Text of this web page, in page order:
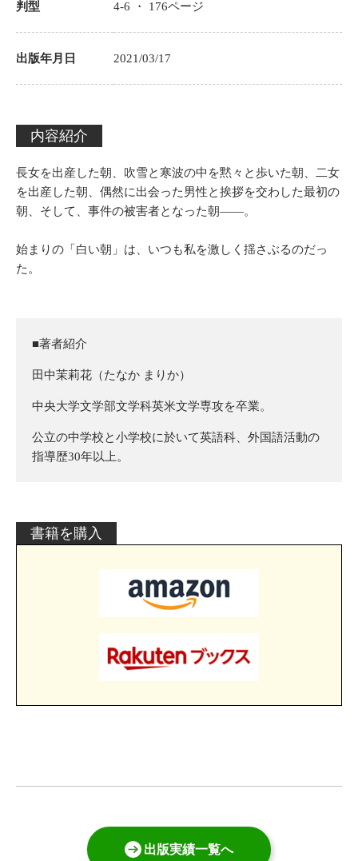
判型 4-6 ・ 176ページ
出版年月日 2021/03/17
内容紹介
⻑⼥を出産した朝、吹雪と寒波の中を黙々と歩いた朝、⼆⼥
を出産した朝、偶然に出会った男性と挨拶を交わした最初の
朝、そして、事件の被害者となった朝――。
始まりの「⽩い朝」は、いつも私を激しく揺さぶるのだっ
た。
■著者紹介
田中茉莉花（たなか まりか）
中央大学文学部文学科英米文学専攻を卒業。
公立の中学校と小学校に於いて英語科、外国語活動の
指導歴30年以上。
書籍を購入
出版実績一覧へ